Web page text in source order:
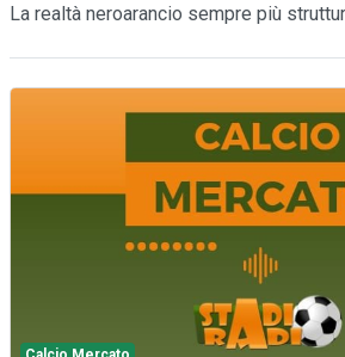
La realtà neroarancio sempre più